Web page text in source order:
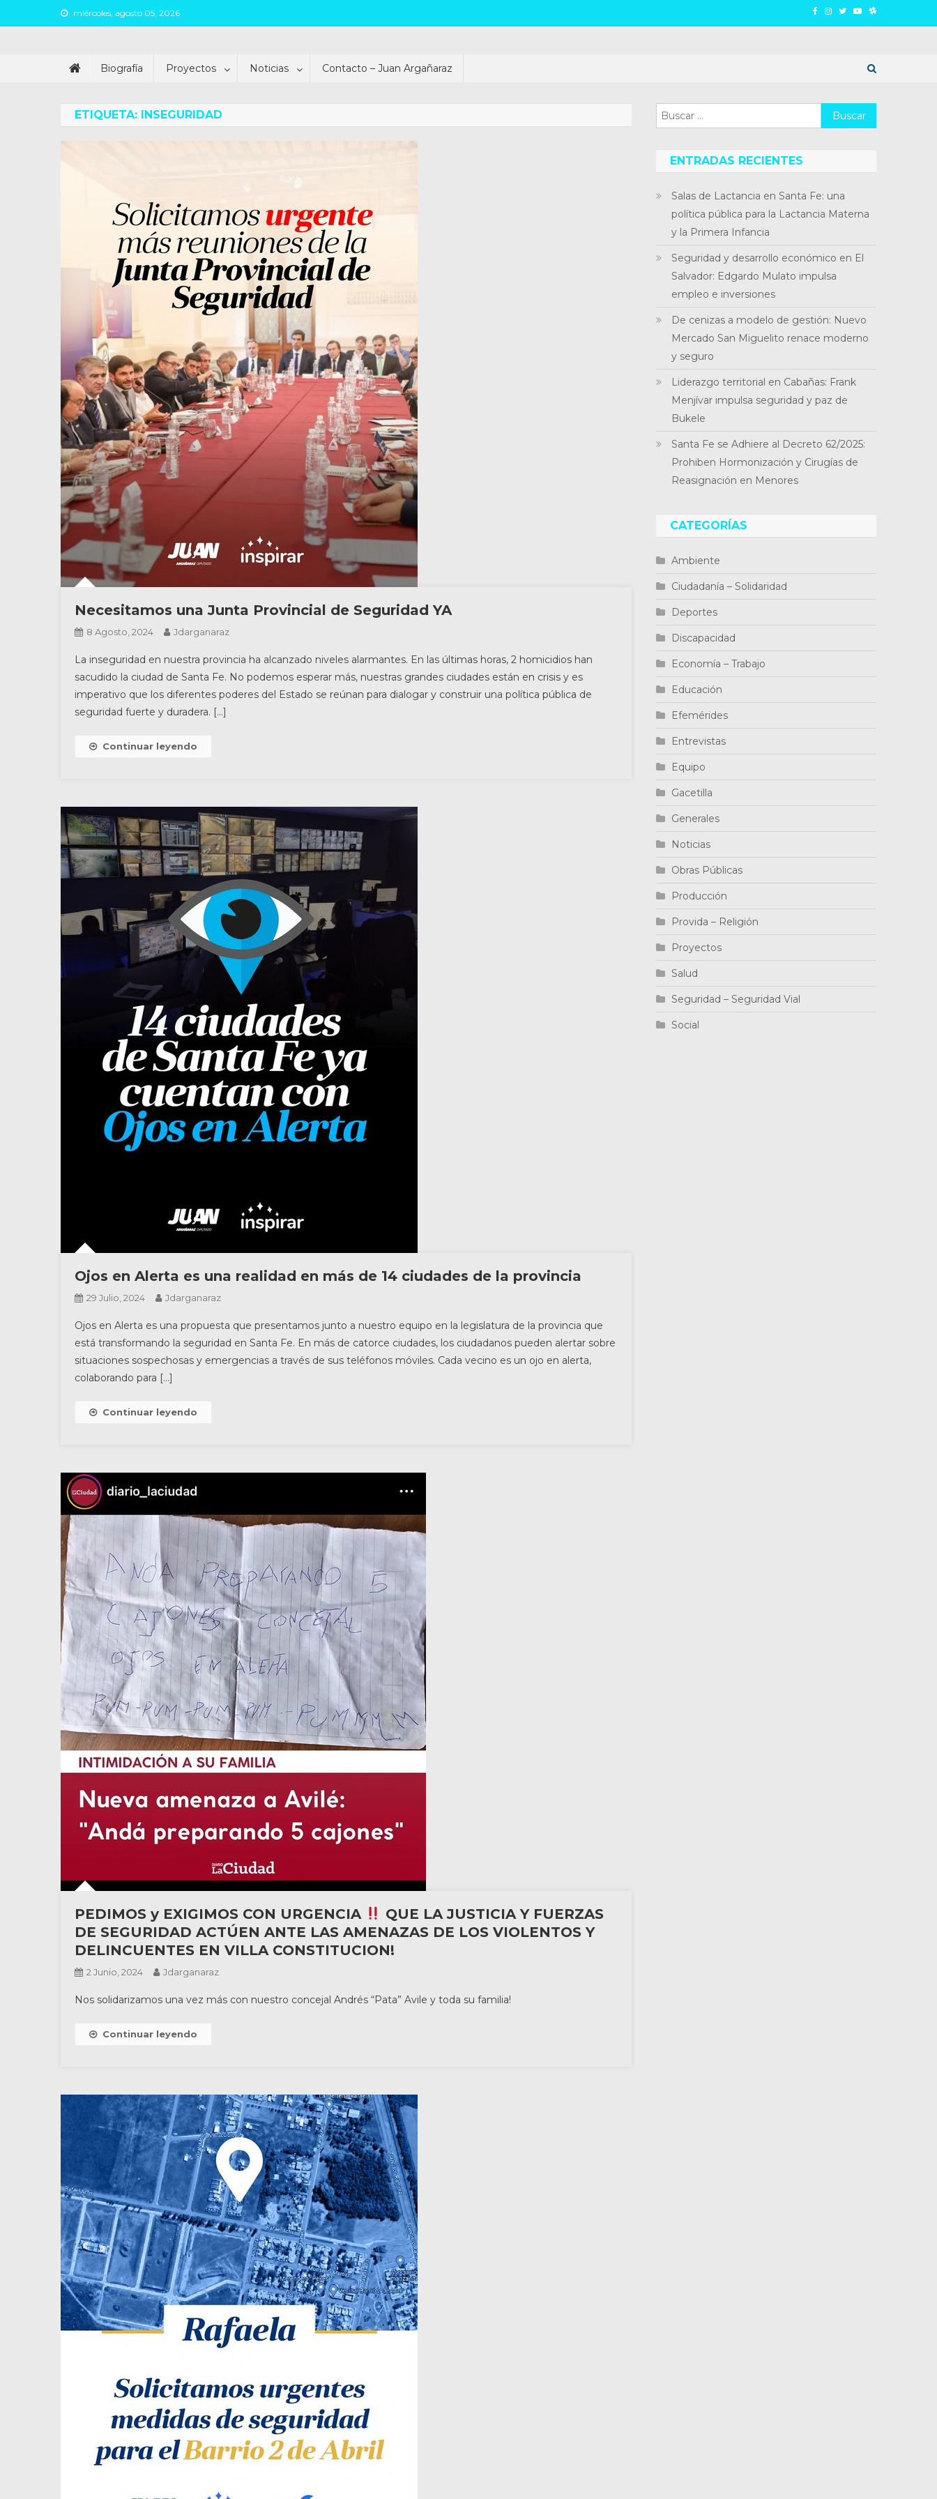
to
miércoles, agosto 05, 2026
Biografía
Proyectos Noticias Contacto – Juan Argañaraz
ETIQUETA: INSEGURIDAD
Necesitamos una Junta Provincial de Seguridad YA
8 Agosto, 2024 Jdarganaraz
La inseguridad en nuestra provincia ha alcanzado niveles alarmantes. En las últimas horas, 2 homicidios han
sacudido la ciudad de Santa Fe. No podemos esperar más, nuestras grandes ciudades están en crisis y es
imperativo que los diferentes poderes del Estado se reúnan para dialogar y construir una política pública de
seguridad fuerte y duradera. […]
Continuar leyendo
Ojos en Alerta es una realidad en más de 14 ciudades de la provincia
29 Julio, 2024 Jdarganaraz
Ojos en Alerta es una propuesta que presentamos junto a nuestro equipo en la legislatura de la provincia que
está transformando la seguridad en Santa Fe. En más de catorce ciudades, los ciudadanos pueden alertar sobre
situaciones sospechosas y emergencias a través de sus teléfonos móviles. Cada vecino es un ojo en alerta,
colaborando para […]
Continuar leyendo
PEDIMOS y EXIGIMOS CON URGENCIA
QUE LA JUSTICIA Y FUERZAS
DE SEGURIDAD ACTÚEN ANTE LAS AMENAZAS DE LOS VIOLENTOS Y
DELINCUENTES EN VILLA CONSTITUCION!
2 Junio, 2024 Jdarganaraz
Nos solidarizamos una vez más con nuestro concejal Andrés “Pata” Avile y toda su familia!
Continuar leyendo
Buscar:
ENTRADAS RECIENTES
Salas de Lactancia en Santa Fe: una
política pública para la Lactancia Materna
y la Primera Infancia
Seguridad y desarrollo económico en El
Salvador: Edgardo Mulato impulsa
empleo e inversiones
De cenizas a modelo de gestión: Nuevo
Mercado San Miguelito renace moderno
y seguro
Liderazgo territorial en Cabañas: Frank
Menjívar impulsa seguridad y paz de
Bukele
Santa Fe se Adhiere al Decreto 62/2025:
Prohiben Hormonización y Cirugías de
Reasignación en Menores
CATEGORÍAS
Ambiente
Ciudadanía – Solidaridad
Deportes
Discapacidad
Economía – Trabajo
Educación
Efemérides
Entrevistas
Equipo
Gacetilla
Generales
Noticias
Obras Públicas
Producción
Provida – Religión
Proyectos
Salud
Seguridad – Seguridad Vial
Social